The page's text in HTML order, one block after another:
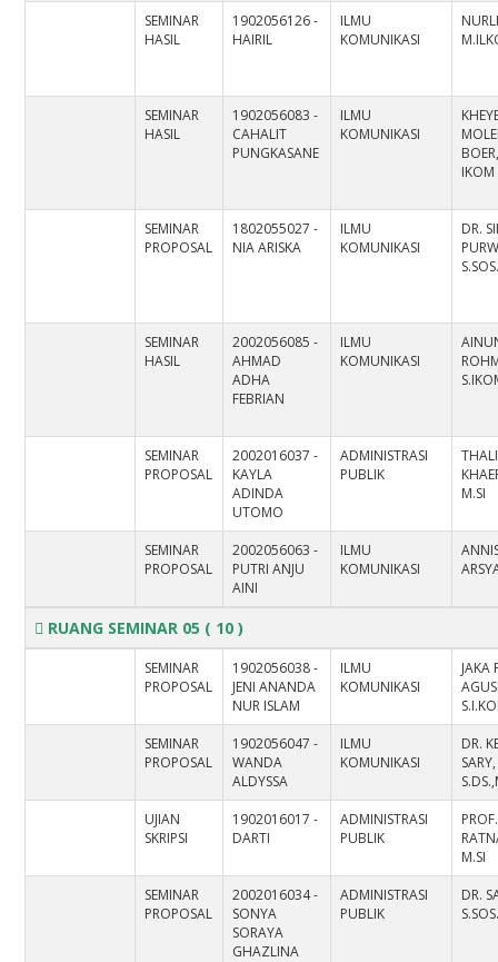
SEMINAR
HASIL
1902056126 -
HAIRIL
ILMU
KOMUNIKASI
SEMINAR
HASIL
1902056083 -
CAHALIT
PUNGKASANE
ILMU
KOMUNIKASI
IKOM
SEMINAR
PROPOSAL
1802055027 -
NIA ARISKA
ILMU
KOMUNIKASI
DR.
SEMINAR
HASIL
2002056085 -
AHMAD
ADHA
FEBRIAN
ILMU
KOMUNIKASI
SEMINAR
PROPOSAL
2002016037 -
KAYLA
ADINDA
UTOMO
ADMINISTRASI
PUBLIK
M.SI
SEMINAR
PROPOSAL
2002056063 -
PUTRI ANJU
AINI
ILMU
KOMUNIKASI
RUANG SEMINAR 05 ( 10 )
SEMINAR
PROPOSAL
1902056038 -
JENI ANANDA
NUR ISLAM
ILMU
KOMUNIKASI
JAKA
SEMINAR
PROPOSAL
1902056047 -
WANDA
ALDYSSA
ILMU
KOMUNIKASI
DR.
SARY,
UJIAN
SKRIPSI
1902016017 -
DARTI
ADMINISTRASI
PUBLIK
M.SI
SEMINAR
PROPOSAL
2002016034 -
SONYA
SORAYA
GHAZLINA
ADMINISTRASI
PUBLIK
DR.